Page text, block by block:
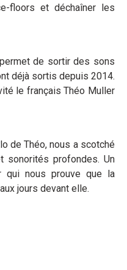
floors et déchaîner les
de sortir des sons
déjà sortis depuis 2014.
le français Théo Muller
de Théo, nous a scotché
sonorités profondes. Un
qui nous prouve que la
jours devant elle.